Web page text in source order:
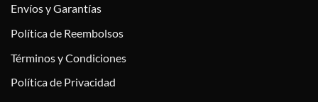
Envíos y Garantías
Política de Reembolsos
Términos y Condiciones
Política de Privacidad